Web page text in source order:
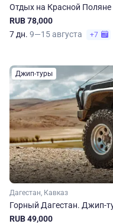
Отдых на Красной Поляне
RUB 78,000
7 дн. 9—15 августа +7
Джип-туры
Дагестан, Кавказ
Горный Дагестан. Джип-
RUB 49,000